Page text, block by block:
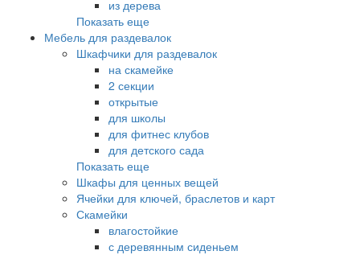
из дерева
Показать еще
Мебель для раздевалок
Шкафчики для раздевалок
на скамейке
2 секции
открытые
для школы
для фитнес клубов
для детского сада
Показать еще
Шкафы для ценных вещей
Ячейки для ключей, браслетов и карт
Скамейки
влагостойкие
с деревянным сиденьем